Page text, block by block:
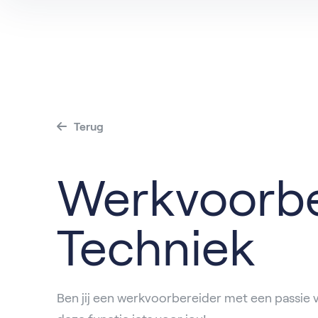
Terug
Techniek
Ben jij een werkvoorbereider met een passie